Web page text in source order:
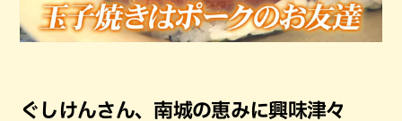
ぐしけんさん、南城の恵みに興味津々